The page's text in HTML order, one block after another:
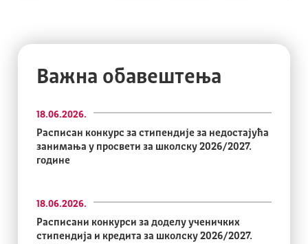
Важна обавештења
Расписан конкурс за стипендије за недостајућа
занимања у просвети за школску 2026/2027.
године
18.06.2026.
Расписани конкурси за доделу ученичких
стипендија и кредита за школску 2026/2027.
18.06.2026.